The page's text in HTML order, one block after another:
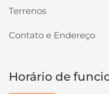
Terrenos
Contato e Endereço
Horário de